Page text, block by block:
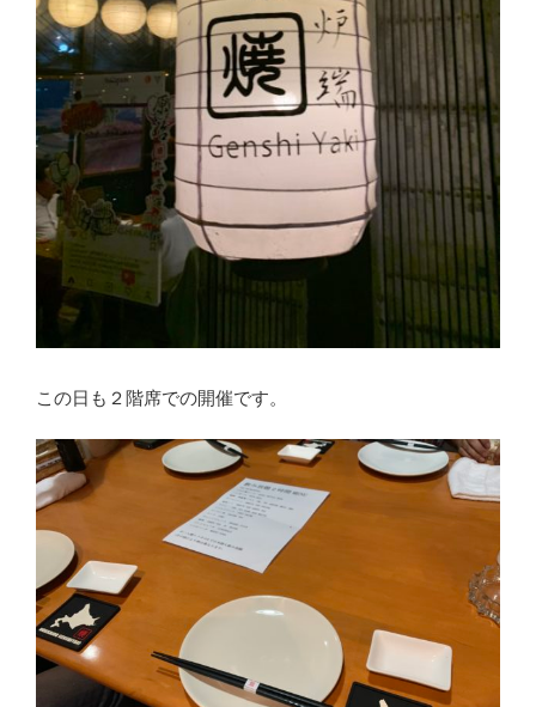
この日も２階席での開催です。